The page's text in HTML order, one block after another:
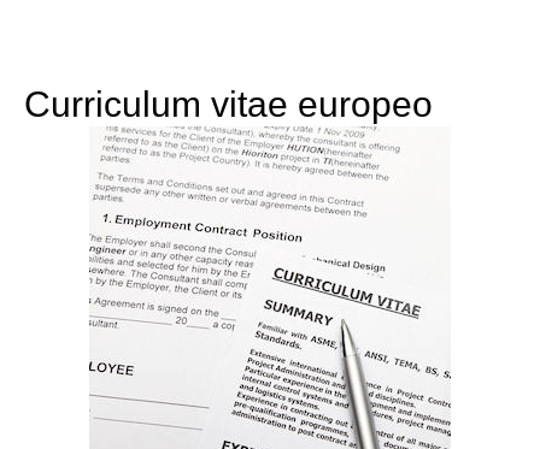
Curriculum vitae europeo